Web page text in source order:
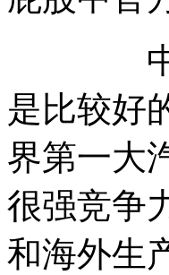
中国以
是比较好
界第一大
很强竞争
和海外生